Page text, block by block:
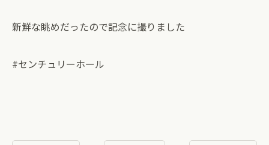
新鮮な眺めだったので記念に撮りました
#センチュリーホール